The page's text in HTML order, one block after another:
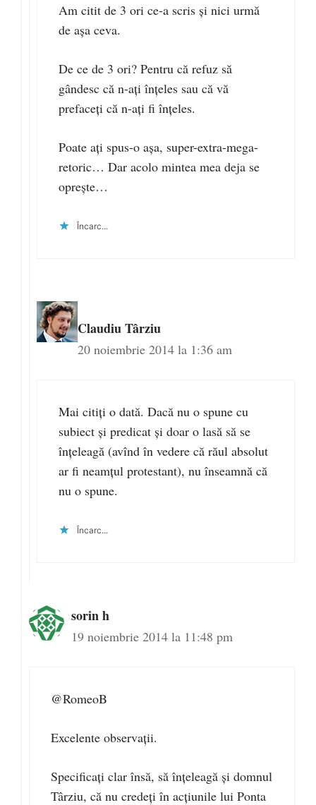
Am citit de 3 ori ce-a scris și nici urmă
de așa ceva.
De ce de 3 ori? Pentru că refuz să
gândesc că n-ați înțeles sau că vă
prefaceți că n-ați fi înțeles.
Poate ați spus-o așa, super-extra-mega-
retoric… Dar acolo mintea mea deja se
oprește…
Încarc...
Claudiu Târziu
20 noiembrie 2014 la 1:36 am
Mai citiți o dată. Dacă nu o spune cu
subiect și predicat și doar o lasă să se
înțeleagă (avînd în vedere că răul absolut
ar fi neamțul protestant), nu înseamnă că
nu o spune.
Încarc...
sorin h
19 noiembrie 2014 la 11:48 pm
@RomeoB
Excelente observații.
Specificați clar însă, să înțeleagă și domnul
Târziu, că nu credeți în acțiunile lui Ponta